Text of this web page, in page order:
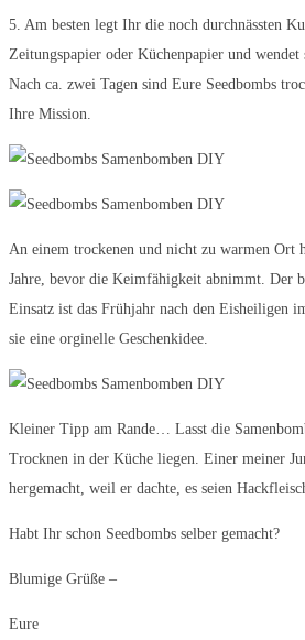
5. Am besten legt Ihr die noch durchnässten
Zeitungspapier oder Küchenpapier und
Nach ca. zwei Tagen sind Eure Seedbombs
Ihre Mission.
An einem trockenen und nicht zu warmen Ort
Jahre, bevor die Keimfähigkeit abnimmt. Der
Einsatz ist das Frühjahr nach den Eisheiligen
sie eine orginelle Geschenkidee.
Kleiner Tipp am Rande… Lasst die
Trocknen in der Küche liegen. Einer meiner
hergemacht, weil er dachte, es seien
Habt Ihr schon Seedbombs selber gemacht?
Blumige Grüße –
Eure